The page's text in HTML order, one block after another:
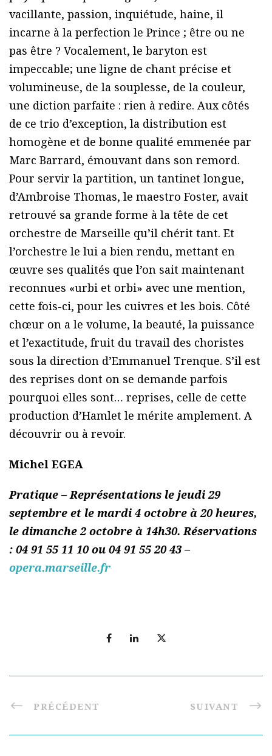
vacillante, passion, inquiétude, haine, il
incarne à la perfection le Prince ; être ou ne
pas être ? Vocalement, le baryton est
impeccable; une ligne de chant précise et
volumineuse, de la souplesse, de la couleur,
une diction parfaite : rien à redire. Aux côtés
de ce trio d’exception, la distribution est
homogène et de bonne qualité emmenée par
Marc Barrard, émouvant dans son remord.
Pour servir la partition, un tantinet longue,
d’Ambroise Thomas, le maestro Foster, avait
retrouvé sa grande forme à la tête de cet
orchestre de Marseille qu’il chérit tant. Et
l’orchestre le lui a bien rendu, mettant en
œuvre ses qualités que l’on sait maintenant
reconnues «urbi et orbi» avec une mention,
cette fois-ci, pour les cuivres et les bois. Côté
chœur on a le volume, la beauté, la puissance
et l’exactitude, fruit du travail des choristes
sous la direction d’Emmanuel Trenque. S’il est
des reprises dont on se demande parfois
pourquoi elles sont… reprises, celle de cette
production d’Hamlet le mérite amplement. A
découvrir ou à revoir.
Michel EGEA
Pratique – Représentations le jeudi 29
septembre et le mardi 4 octobre à 20 heures,
le dimanche 2 octobre à 14h30. Réservations
: 04 91 55 11 10 ou 04 91 55 20 43 –
opera.marseille.fr
PRÉCÉDENT SUIVANT